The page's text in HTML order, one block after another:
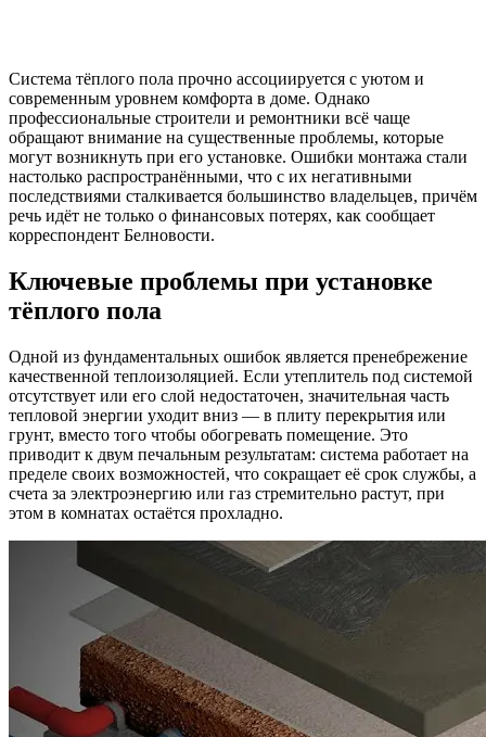
Система тёплого пола прочно ассоциируется с уютом и
современным уровнем комфорта в доме. Однако
профессиональные строители и ремонтники всё чаще
обращают внимание на существенные проблемы, которые
могут возникнуть при его установке. Ошибки монтажа стали
настолько распространёнными, что с их негативными
последствиями сталкивается большинство владельцев, причём
речь идёт не только о финансовых потерях, как сообщает
корреспондент Белновости.
Ключевые проблемы при установке
тёплого пола
Одной из фундаментальных ошибок является пренебрежение
качественной теплоизоляцией. Если утеплитель под системой
отсутствует или его слой недостаточен, значительная часть
тепловой энергии уходит вниз — в плиту перекрытия или
грунт, вместо того чтобы обогревать помещение. Это
приводит к двум печальным результатам: система работает на
пределе своих возможностей, что сокращает её срок службы, а
счета за электроэнергию или газ стремительно растут, при
этом в комнатах остаётся прохладно.